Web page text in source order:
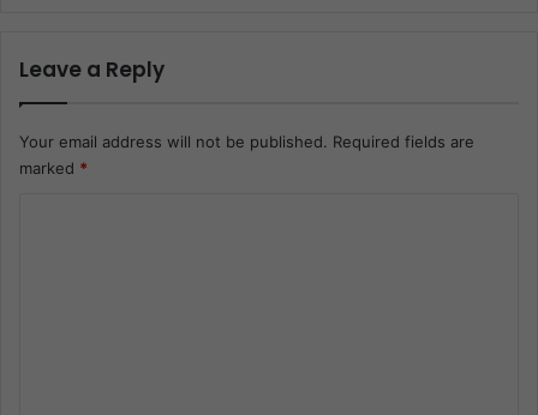
Leave a Reply
Your email address will not be published. Required fields are
marked *